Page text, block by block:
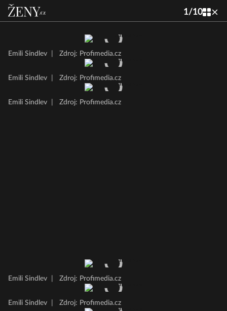
1/10
Emili Sindlev Zdroj: Profimedia.cz
Emili Sindlev Zdroj: Profimedia.cz
Emili Sindlev Zdroj: Profimedia.cz
Emili Sindlev Zdroj: Profimedia.cz
Emili Sindlev Zdroj: Profimedia.cz